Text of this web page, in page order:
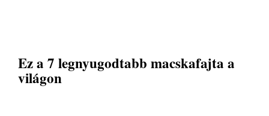
Ez a 7 legnyugodtabb macskafajta a
világon